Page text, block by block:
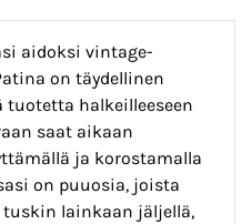
aidoksi vintage-
on täydellinen
halkeilleeseen
saat aikaan
ja korostamalla
on puuosia, joista
lainkaan jäljellä,